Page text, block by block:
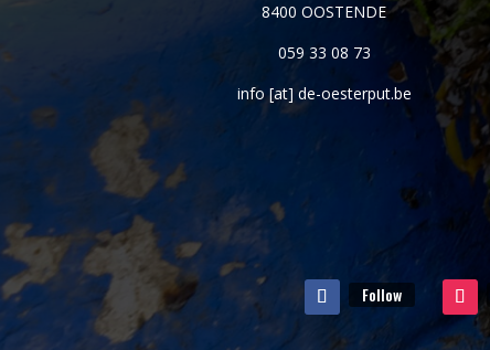
8400 OOSTENDE
059 33 08 73
info [at] de-oesterput.be
Follow